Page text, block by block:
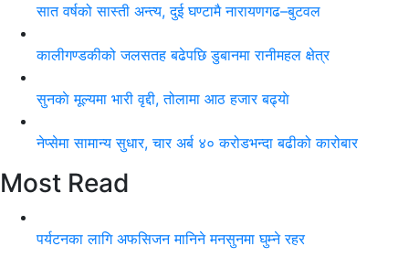
सात वर्षको सास्ती अन्त्य, दुई घण्टामै नारायणगढ–बुटवल
कालीगण्डकीको जलसतह बढेपछि डुबानमा रानीमहल क्षेत्र
सुनकाे मूल्यमा भारी वृद्दी, तोलामा आठ हजार बढ्याे
नेप्सेमा सामान्य सुधार, चार अर्ब ४० करोडभन्दा बढीको कारोबार
Most Read
पर्यटनका लागि अफसिजन मानिने मनसुनमा घुम्ने रहर